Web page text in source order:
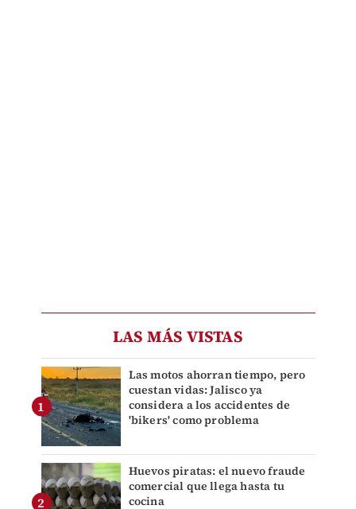
LAS MÁS VISTAS
Las motos ahorran tiempo, pero
cuestan vidas: Jalisco ya
considera a los accidentes de
'bikers' como problema
Huevos piratas: el nuevo fraude
comercial que llega hasta tu
cocina